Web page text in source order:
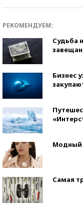
РЕКОМЕНДУЕМ:
Судьба
Бизнес
Модный
Самая